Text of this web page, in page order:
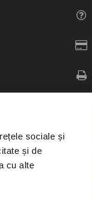
sociale și
și de
cu alte